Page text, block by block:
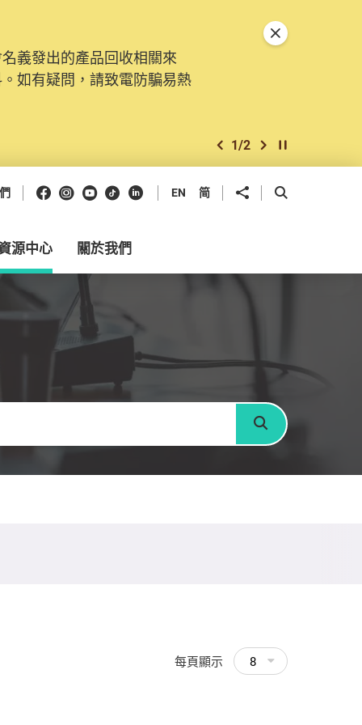
義發出的產品回收相關來
如有疑問，請致電防騙易熱
。由2025年11月10日起，
訴、查詢及建議。所有提交
上一個
2/2 下一個開始/暫停幻燈
關閉特別通告
Facebook
Instagram
Youtube
抖音領英 EN 简 分享到 開啟搜尋框
源中心 關於我們
搜尋
每頁顯示 8